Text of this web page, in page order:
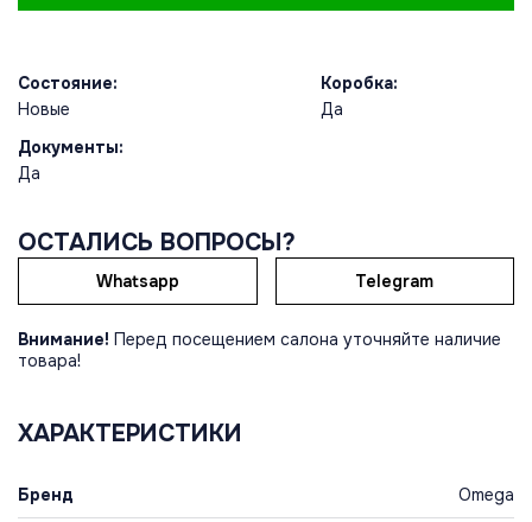
Состояние:
Новые
Коробка:
Да
Документы:
Да
ОСТАЛИСЬ ВОПРОСЫ?
Whatsapp Telegram
Внимание! Перед посещением салона уточняйте наличие
товара!
ХАРАКТЕРИСТИКИ
Бренд Omega